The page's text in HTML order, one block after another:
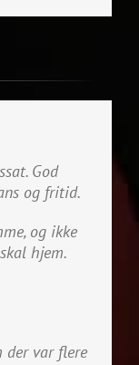
God
og fritid.
og ikke
hjem.
der var flere